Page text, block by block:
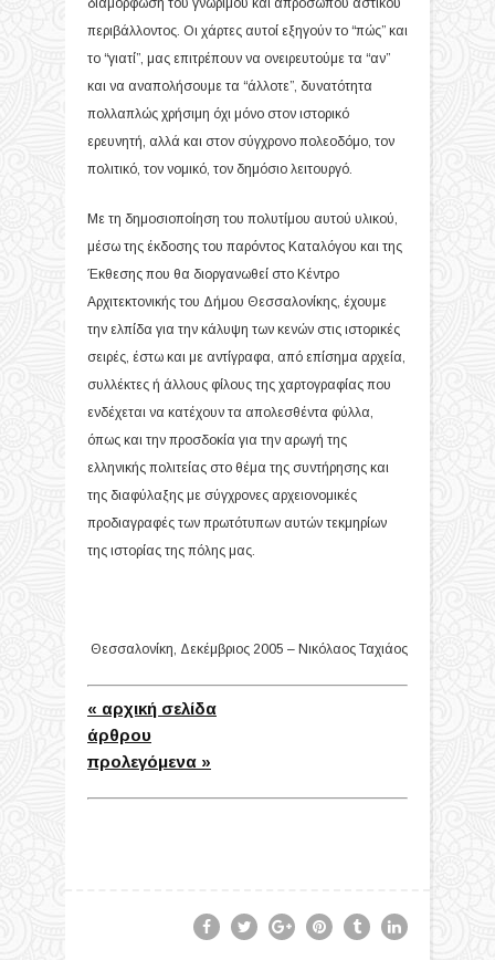
διαμόρφωση του γνώριμου και απρόσωπου αστικού
περιβάλλοντος. Οι χάρτες αυτοί εξηγούν το “πώς” και
το “γιατί”, μας επιτρέπουν να ονειρευτούμε τα “αν”
και να αναπολήσουμε τα “άλλοτε”, δυνατότητα
πολλαπλώς χρήσιμη όχι μόνο στον ιστορικό
ερευνητή, αλλά και στον σύγχρονο πολεοδόμο, τον
πολιτικό, τον νομικό, τον δημόσιο λειτουργό.
Με τη δημοσιοποίηση του πολυτίμου αυτού υλικού,
μέσω της έκδοσης του παρόντος Καταλόγου και της
Έκθεσης που θα διοργανωθεί στο Κέντρο
Αρχιτεκτονικής του Δήμου Θεσσαλονίκης, έχουμε
την ελπίδα για την κάλυψη των κενών στις ιστορικές
σειρές, έστω και με αντίγραφα, από επίσημα αρχεία,
συλλέκτες ή άλλους φίλους της χαρτογραφίας που
ενδέχεται να κατέχουν τα απολεσθέντα φύλλα,
όπως και την προσδοκία για την αρωγή της
ελληνικής πολιτείας στο θέμα της συντήρησης και
της διαφύλαξης με σύγχρονες αρχειονομικές
προδιαγραφές των πρωτότυπων αυτών τεκμηρίων
της ιστορίας της πόλης μας.
Θεσσαλονίκη, Δεκέμβριος 2005 – Νικόλαος Ταχιάος
« αρχική σελίδα
άρθρου
προλεγόμενα »